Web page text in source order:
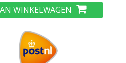
WINKELWAGEN